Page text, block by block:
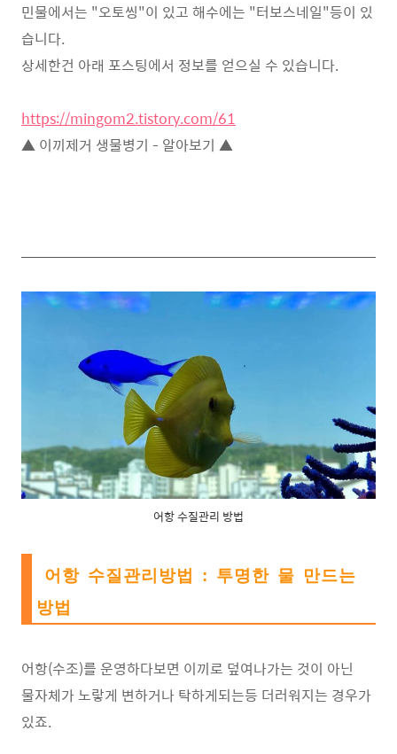
민물에서는 "오토씽"이 있고 해수에는 "터보스네일"등이 있
습니다.
상세한건 아래 포스팅에서 정보를 얻으실 수 있습니다.
https://mingom2.tistory.com/61
▲ 이끼제거 생물병기 - 알아보기 ▲
어항 수질관리 방법
어항 수질관리방법 : 투명한 물 만드는
방법
어항(수조)를 운영하다보면 이끼로 덮여나가는 것이 아닌
물자체가 노랗게 변하거나 탁하게되는등 더러워지는 경우가
있죠.